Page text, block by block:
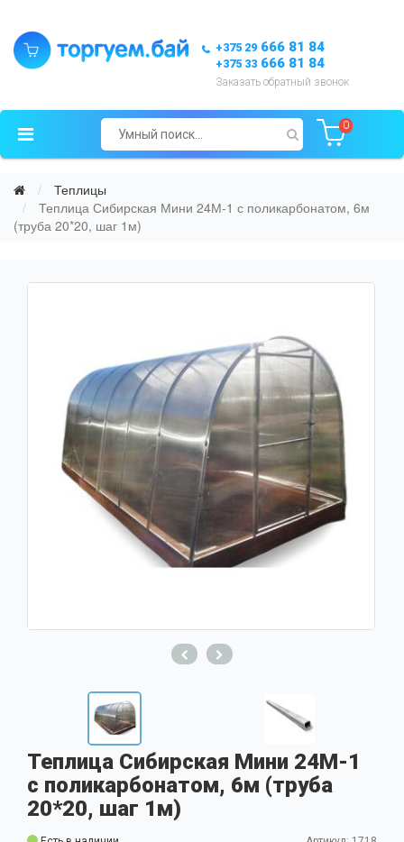
+375 29 666 81 84
+375 33 666 81 84
Заказать обратный звонок
0
Теплицы
Теплица Сибирская Мини 24М-1 с поликарбонатом, 6м
(труба 20*20, шаг 1м)
Теплица Сибирская Мини 24М-1
с поликарбонатом, 6м (труба
20*20, шаг 1м)